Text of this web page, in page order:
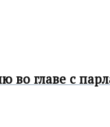
во главе с